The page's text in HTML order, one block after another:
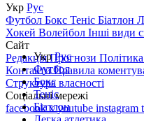
Укр Рус
Футбол Бокс Теніс Біатлон
Хокей Волейбол Інші види
Сайт
РедакціяПрогнози
КонтактиПравила
Структура власності
Соціальні мережі
facebookxyoutube instagram
УкрРус
Футбол
Бокс
Теніс
Біатлон